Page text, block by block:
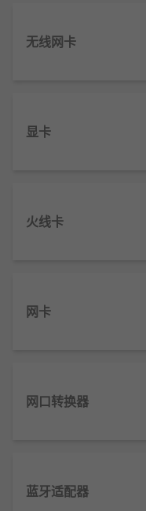
无线网卡
显卡
火线卡
网卡
网口转换器
蓝牙适配器